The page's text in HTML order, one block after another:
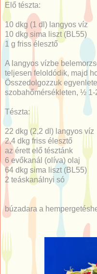
Elő tészta:
10 dkg (1 dl) langyos víz
10 dkg sima liszt (BL55)
1 g friss élesztő
A langyos vízbe
teljesen feloldódik, majd
Összedolgozzuk
szobahőmérsékleten, ½
Tészta:
22 dkg (2,2 dl) langyos víz
2,4 dkg friss élesztő
az érett elő tésztánk
6 evőkanál (olíva) olaj
64 dkg sima liszt (BL55)
2 teáskanálnyi só
búzadara a